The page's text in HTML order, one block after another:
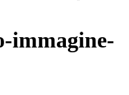
immagine-